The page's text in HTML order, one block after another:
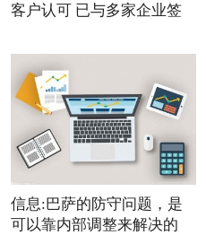
客户认可 已与多家企业签
信息:巴萨的防守问题，是
可以靠内部调整来解决的